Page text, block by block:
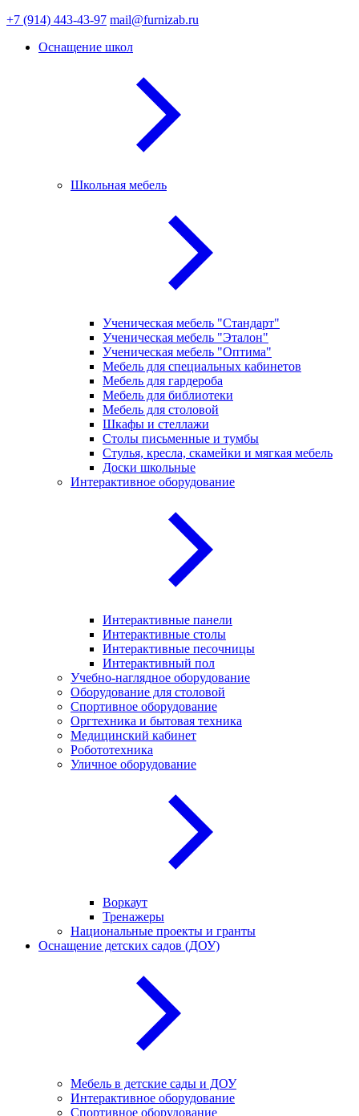
+7 (914) 443-43-97 mail@furnizab.ru
Оснащение школ
Школьная мебель
Ученическая мебель "Стандарт"
Ученическая мебель "Эталон"
Ученическая мебель "Оптима"
Мебель для специальных кабинетов
Мебель для гардероба
Мебель для библиотеки
Мебель для столовой
Шкафы и стеллажи
Столы письменные и тумбы
Стулья, кресла, скамейки и мягкая мебель
Доски школьные
Интерактивное оборудование
Интерактивные панели
Интерактивные столы
Интерактивные песочницы
Интерактивный пол
Учебно-наглядное оборудование
Оборудование для столовой
Спортивное оборудование
Оргтехника и бытовая техника
Медицинский кабинет
Робототехника
Уличное оборудование
Воркаут
Тренажеры
Национальные проекты и гранты
Оснащение детских садов (ДОУ)
Мебель в детские сады и ДОУ
Интерактивное оборудование
Спортивное оборудование